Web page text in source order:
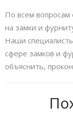
По всем вопросам
на замки и
Наши
сфере замков и
объяснить,